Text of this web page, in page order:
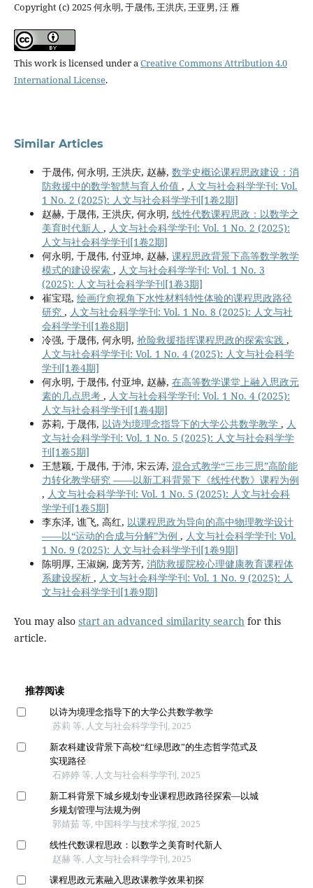
Copyright (c) 2025 何永明, 于晟伟, 王洪庆, 王亚男, 汪 雁
This work is licensed under aCreative Commons Attribution 4.0
International License.
Similar Articles
于晟伟, 何永明, 王洪庆, 赵赫, 数学史概论课程思政建设：消
防救援中的数学智慧与育人价值 , 人文与社会科学学刊: Vol.
1 No. 2 (2025): 人文与社会科学学刊[1卷2期]
赵赫, 于晟伟, 王洪庆, 何永明, 线性代数课程思政：以数学之
美育时代新人 , 人文与社会科学学刊: Vol. 1 No. 2 (2025):
人文与社会科学学刊[1卷2期]
何永明, 于晟伟, 付亚坤, 赵赫, 课程思政背景下高等数学教学
模式的建设探索 , 人文与社会科学学刊: Vol. 1 No. 3
(2025): 人文与社会科学学刊[1卷3期]
崔宝琨, 绘画疗愈视角下水性材料特性体验的课程思政路径
研究 , 人文与社会科学学刊: Vol. 1 No. 8 (2025): 人文与社
会科学学刊[1卷8期]
冷强, 于晟伟, 何永明, 抢险救援指挥课程思政的探索实践 ,
人文与社会科学学刊: Vol. 1 No. 4 (2025): 人文与社会科学
学刊[1卷4期]
何永明, 于晟伟, 付亚坤, 赵赫, 在高等数学课堂上融入思政元
素的几点思考 , 人文与社会科学学刊: Vol. 1 No. 4 (2025):
人文与社会科学学刊[1卷4期]
苏莉, 于晟伟, 以诗为境理念指导下的大学公共数学教学 , 人
文与社会科学学刊: Vol. 1 No. 5 (2025): 人文与社会科学学
刊[1卷5期]
王慧颖, 于晟伟, 于沛, 宋云涛, 混合式教学“三步三思”高阶能
力转化教学研究 ——以新工科背景下《线性代数》课程为例
, 人文与社会科学学刊: Vol. 1 No. 5 (2025): 人文与社会科
学学刊[1卷5期]
李东泽, 谯飞, 高红, 以课程思政为导向的高中物理教学设计
——以“运动的合成与分解”为例 , 人文与社会科学学刊: Vol.
1 No. 9 (2025): 人文与社会科学学刊[1卷9期]
陈明厚, 王淑娴, 庞芳芳, 消防救援院校心理健康教育课程体
系建设探析 , 人文与社会科学学刊: Vol. 1 No. 9 (2025): 人
文与社会科学学刊[1卷9期]
You may also start an advanced similarity searchfor this
article.
推荐阅读
以诗为境理念指导下的大学公共数学教学
苏莉 等, 人文与社会科学学刊, 2025
新农科建设背景下高校“红绿思政”的生态哲学范式及
实现路径
石婷婷 等, 人文与社会科学学刊, 2025
新工科背景下城乡规划专业课程思政路径探索—以城
乡规划管理与法规为例
郭婧茹 等, 中国科学与技术学报, 2025
线性代数课程思政：以数学之美育时代新人
赵赫 等, 人文与社会科学学刊, 2025
课程思政元素融入思政课教学效果初探